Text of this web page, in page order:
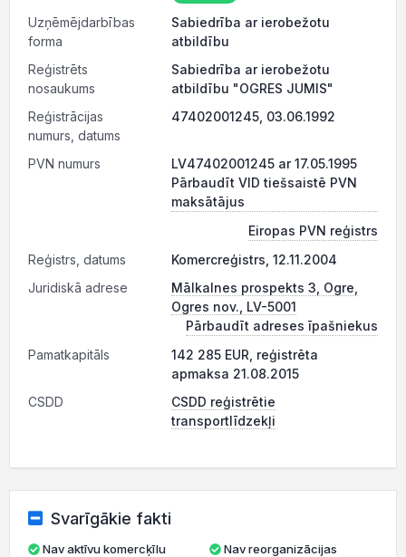
Uzņēmējdarbības
forma
Sabiedrība ar ierobežotu
atbildību
Reģistrēts
nosaukums
Sabiedrība ar ierobežotu
atbildību "OGRES JUMIS"
Reģistrācijas
numurs, datums
47402001245, 03.06.1992
PVN numurs
LV47402001245 ar 17.05.1995
Pārbaudīt VID tiešsaistē PVN
maksātājus
Eiropas PVN reģistrs
Reģistrs, datums
Komercreģistrs, 12.11.2004
Juridiskā adrese
Mālkalnes prospekts 3, Ogre,
Ogres nov., LV-5001
Pārbaudīt adreses īpašniekus
Pamatkapitāls
142 285 EUR, reģistrēta
apmaksa 21.08.2015
CSDD
CSDD reģistrētie
transportlīdzekļi
Svarīgākie fakti
Nav aktīvu komercķīlu
Nav reorganizācijas